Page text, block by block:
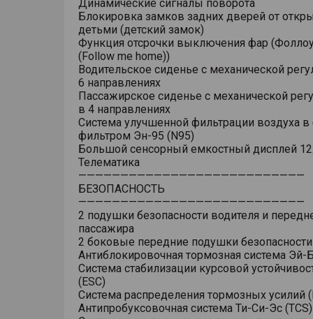
Динамические сигналы поворота
Блокировка замков задних дверей от
детьми (детский замок)
Функция отсрочки выключения фар
(Follow me home))
Водительское сиденье с механической
6 направлениях
Пассажирское сиденье с механической
в 4 направлениях
Система улучшенной фильтрации воздуха в
фильтром Эн-95 (N95)
Большой сенсорный емкостный дисплей
Телематика
———————————————————————————
БЕЗОПАСНОСТЬ
———————————————————————————
2 подушки безопасности водителя и
пассажира
2 боковые передние подушки безопасности
Антиблокировочная тормозная система Эй-
Система стабилизации курсовой
(ESC)
Система распределения тормозных усилий
Антипробуксовочная система Ти-Си-Эс (TCS)